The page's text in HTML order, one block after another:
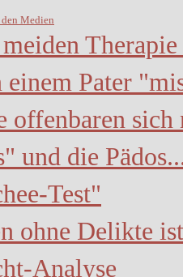
Medien
Pater
offenbaren sich
und die
Test"
ohne Delikte
Analyse